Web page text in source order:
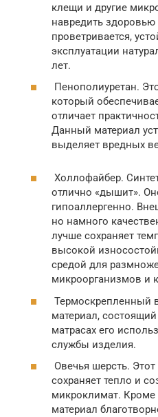
клещи и другие
навредить
проветривается,
эксплуатации
лет.
Пенополиуретан.
который
отличает
Данный материал
выделяет вредных
Холлофайбер.
отлично «дышит».
гипоаллергенно.
но намного
лучше сохраняет
высокой
средой для
микроорганизмов и
Термоскрепленный
материал,
матрасах его
службы изделия.
Овечья шерсть.
сохраняет тепло и
микроклимат. Кроме
материал